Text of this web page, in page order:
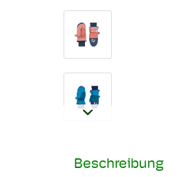
Beschreibung